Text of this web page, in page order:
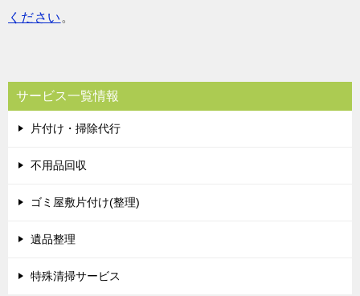
ください 。
サービス一覧情報
片付け・掃除代行
不用品回収
ゴミ屋敷片付け(整理)
遺品整理
特殊清掃サービス